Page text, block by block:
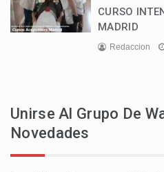
CURSO
MADRID
Redaccion
Unirse Al Grupo De
Novedades